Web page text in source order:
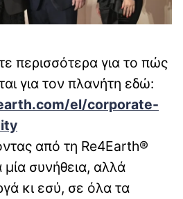
περισσότερα για το πώς
για τον πλανήτη εδώ:
el/corporate-
από τη Re4Earth®
συνήθεια, αλλά
κι εσύ, σε όλα τα